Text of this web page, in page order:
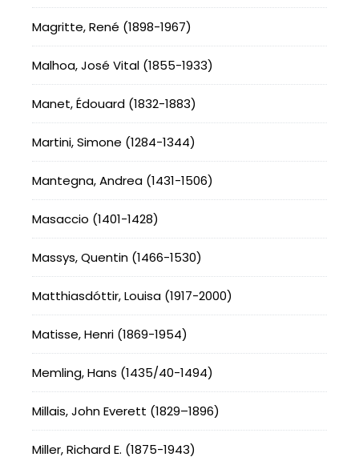
Magritte, René (1898-1967)
Malhoa, José Vital (1855-1933)
Manet, Édouard (1832-1883)
Martini, Simone (1284-1344)
Mantegna, Andrea (1431-1506)
Masaccio (1401-1428)
Massys, Quentin (1466-1530)
Matthiasdóttir, Louisa (1917-2000)
Matisse, Henri (1869-1954)
Memling, Hans (1435/40-1494)
Millais, John Everett (1829–1896)
Miller, Richard E. (1875-1943)